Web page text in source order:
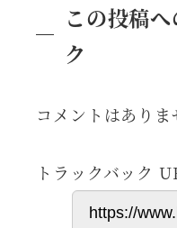
この投稿
ク
コメントはありま
トラックバック